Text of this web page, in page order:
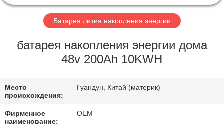
ПУТЕШЕСТВИЕ
ФАБРИКИ
ПРОВЕРКА
СВЯЖИТЕСЬ
МЫ
Батарея лития накопления энергии
батарея накопления энергии дома
48v 200Ah 10KWH
Место
происхождения:
Гуандун, Китай (материк)
Фирменное
наименование:
OEM